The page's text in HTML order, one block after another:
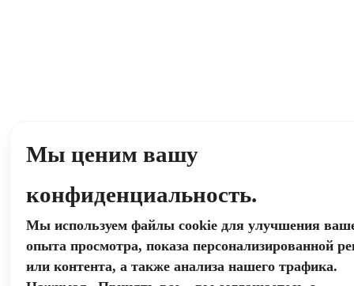
Мы ценим вашу
конфиденциальность.
Мы используем файлы cookie для улучшения
опыта просмотра, показа персонализированной
или контента, а также анализа нашего трафика.